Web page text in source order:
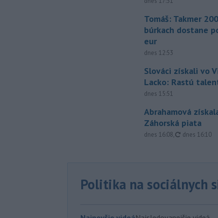
Tomáš: Takmer
búrkach dostane
eur
dnes 12:53
Slováci získali vo
Lacko: Rastú
dnes 15:51
Abrahamová
Záhorská piata
dnes 16:08, aktualizované
dnes 16:10
Politika na sociálnych